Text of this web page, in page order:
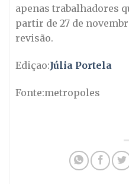
apenas trabalhadores
partir de 27 de
revisão.
Ediçao:Júlia Portela
Fonte:metropoles